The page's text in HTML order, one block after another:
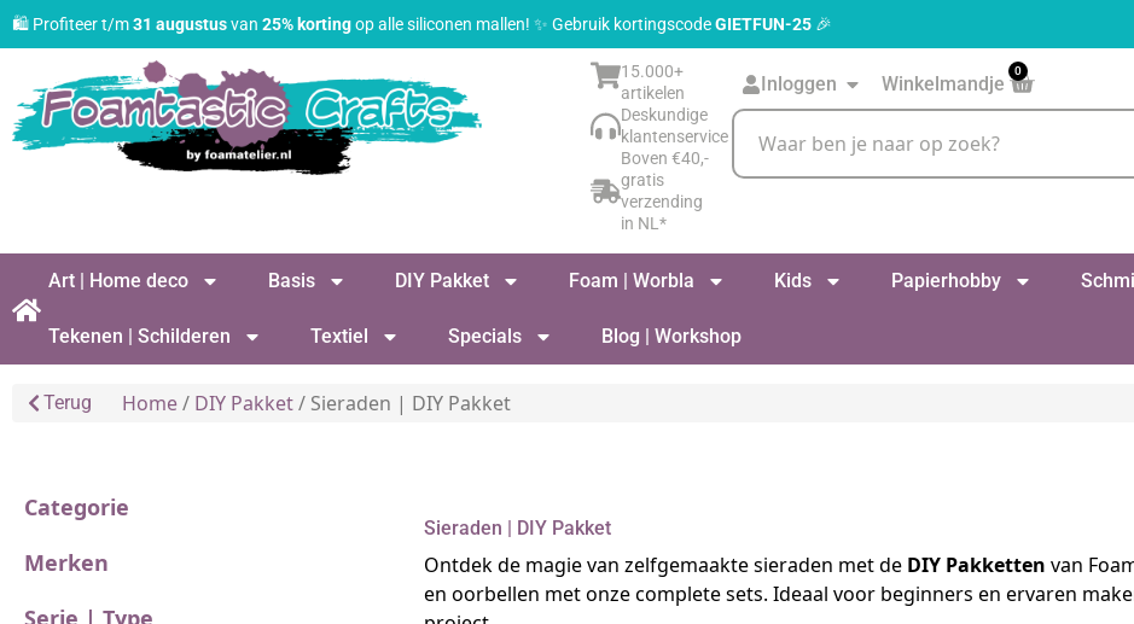
🛍️ Profiteer t/m31 augustusvan 25% kortingop alle siliconen mallen! ✨ Gebruik kortingscodeGIETFUN-25 🎉
15.000+
artikelen
Deskundige
klantenservice
Boven €40,-
gratis
verzending
in NL*
Inloggen Winkelmandje
0
Art | Home deco Basis DIY Pakket Foam | Worbla Kids Papierhobby
Tekenen | Schilderen Textiel Specials Blog | Workshop
Terug Home/ DIY Pakket/ Sieraden | DIY Pakket
Categorie
Merken
Serie | Type
Sieraden | DIY Pakket
Ontdek de magie van zelfgemaakte sieraden met de DIY Pakketten van
en oorbellen met onze complete sets. Ideaal voor beginners en ervaren